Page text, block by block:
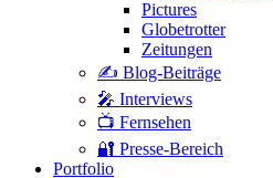
Pictures
Globetrotter
Zeitungen
✍️ Blog-Beiträge
🎤 Interviews
📺 Fernsehen
🔐 Presse-Bereich
Portfolio